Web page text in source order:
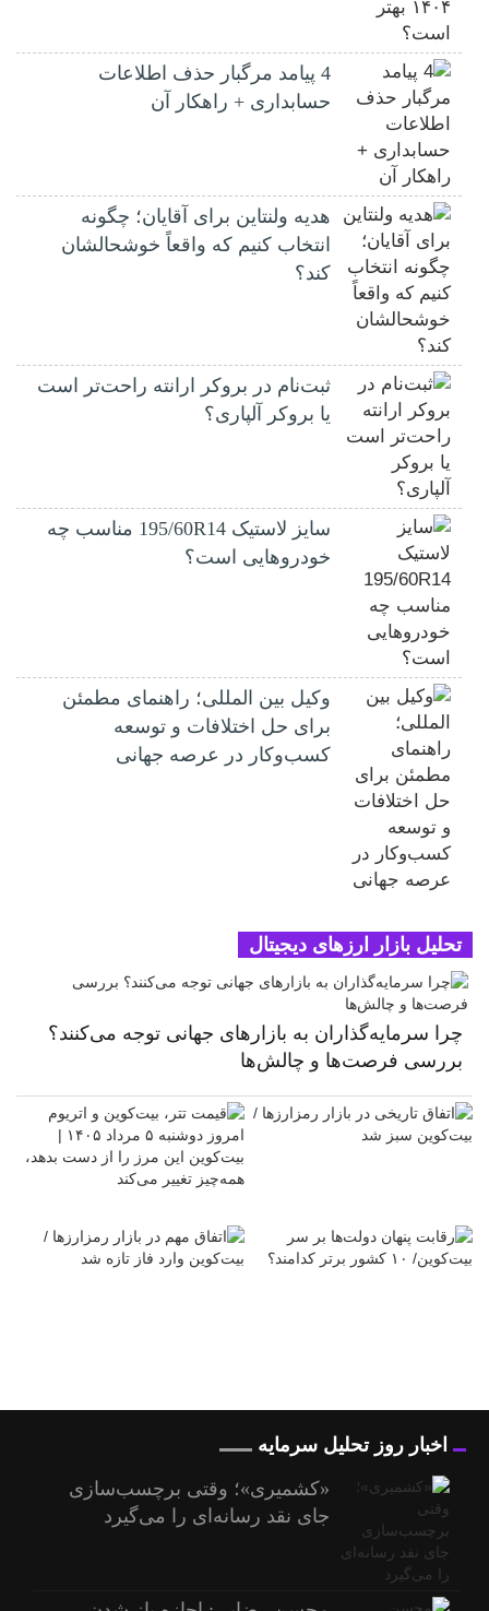
4 پیامد مرگبار حذف اطلاعات
حسابداری + راهکار آن
هدیه ولنتاین برای آقایان؛ چگونه
انتخاب کنیم که واقعاً خوشحالشان
کند؟
ثبت‌نام در بروکر ارانته راحت‌تر است
یا بروکر آلپاری؟
سایز لاستیک 195/60R14 مناسب چه
خودروهایی است؟
وکیل بین المللی؛ راهنمای مطمئن
برای حل اختلافات و توسعه
کسب‌وکار در عرصه جهانی
تحلیل بازار ارزهای دیجیتال
چرا سرمایه‌گذاران به بازارهای جهانی توجه می‌کنند؟
بررسی فرصت‌ها و چالش‌ها
اخبار روز تحلیل سرمایه
«کشمیری»؛ وقتی برچسب‌سازی
جای نقد رسانه‌ای را می‌گیرد